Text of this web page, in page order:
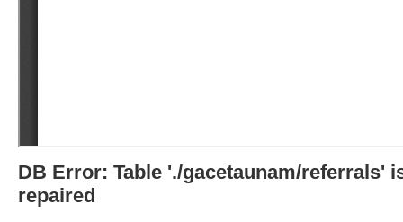
DB Error: Table './gacetaunam/referrals'
repaired